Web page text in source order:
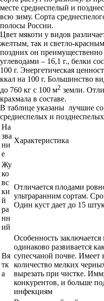
месте среднеспелый и
всю зиму. Сорта
полосы России.
Цвет мякоти у видов
желтым, так и светло-
поздних он
углеводами – 16,1 г., белки
100 г. Энергетическая
ккал на 100 г. Большинство
до 760 кг с 100 м2 земли.
крахмала в составе.
В таблице указаны лучшие
среднеспелых и
На
зва
ни
е
Характеристика
Жу
ко
вс
ки
й
ра
нн
ий
Отличается плодами
ультраранним сортам.
Один куст дает до 15
Вя
тк
а
Особенность
одинаково развивается
супесчаной почве. Имеет
количество мелких
вырезать при чистке.
конкурентов, и больше
инфекциям